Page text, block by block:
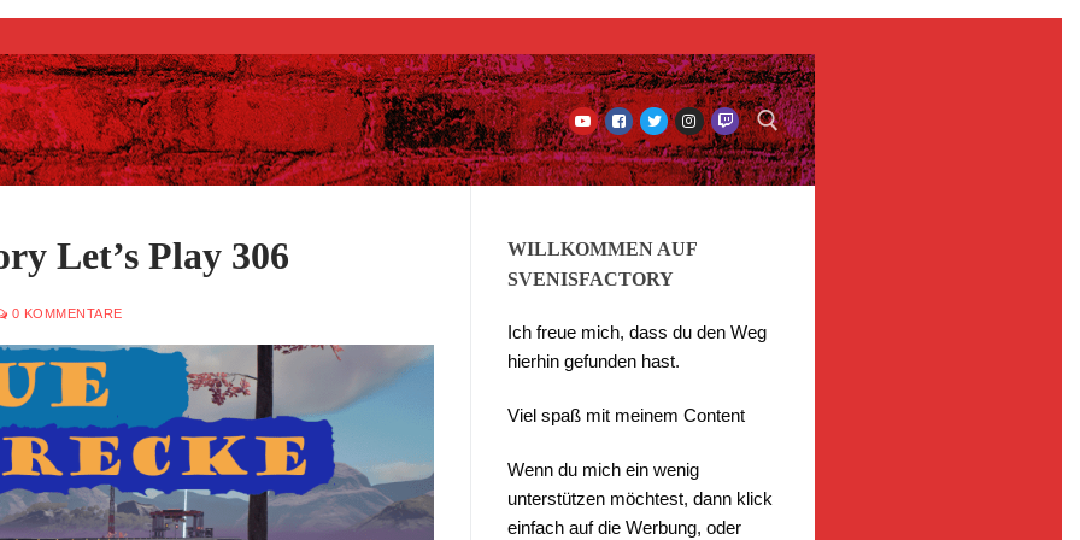
Let’s Play 306
0 KOMMENTARE
WILLKOMMEN AUF
SVENISFACTORY
Ich freue mich, dass du den Weg
hierhin gefunden hast.
Viel spaß mit meinem Content
Wenn du mich ein wenig
unterstützen möchtest, dann klick
einfach auf die Werbung, oder